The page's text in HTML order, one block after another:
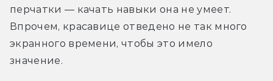
перчатки — качать навыки она не умеет.
Впрочем, красавице отведено не так много
экранного времени, чтобы это имело
значение.